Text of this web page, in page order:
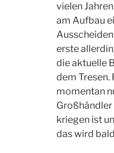
vielen
am Aufbau
erste
die aktuelle
dem Tresen.
momentan
Großhändler
kriegen ist
das wird